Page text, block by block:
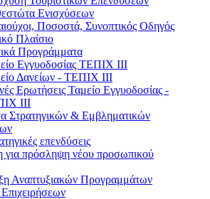
Ενισχύσεων
Ποσοστά, Συνοπτικός Οδηγός
Πλαίσιο
Προγράμματα
Εγγυοδοσίας ΤΕΠΙΧ ΙΙΙ
Δανείων - ΤΕΠΙΧ ΙΙΙ
Ερωτήσεις Ταμείο Εγγυοδοσίας -
ΙΙΙ
Στρατηγικών & Εμβληματικών
επενδύσεις
για πρόσληψη νέου προσωπικού
Αναπτυξιακών Προγραμμάτων